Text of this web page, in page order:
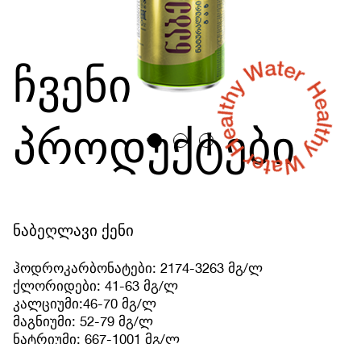
ჩვენი
პროდუქტები
ნაბეღლავი ქენი
ჰოდროკარბონატები: 2174-3263 მგ/ლ
ქლორიდები: 41-63 მგ/ლ
კალციუმი:46-70 მგ/ლ
მაგნიუმი: 52-79 მგ/ლ
ნატრიუმი: 667-1001 მგ/ლ